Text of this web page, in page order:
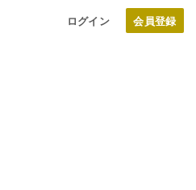
ログイン